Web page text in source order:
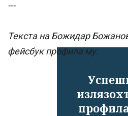
---
Текста на Божидар
фейсбук профила му.